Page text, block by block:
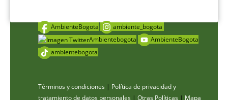
AmbienteBogota
ambiente_bogota
Ambientebogota
AmbienteBogota
ambientebogota
Términos y condiciones | Política de privacidad y
tratamiento de datos personales | Otras Políticas | Mapa